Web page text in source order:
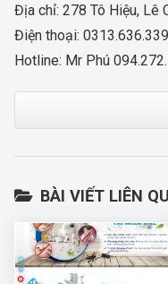
Địa chỉ: 278 Tô Hiệu, Lê
Điện thoại:
Hotline: Mr Phú
BÀI VIẾT LIÊN